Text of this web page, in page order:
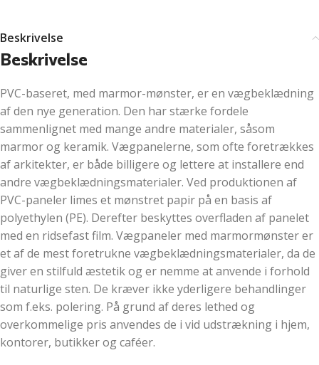
Beskrivelse
Beskrivelse
PVC-baseret, med marmor-mønster, er en vægbeklædning
af den nye generation. Den har stærke fordele
sammenlignet med mange andre materialer, såsom
marmor og keramik. Vægpanelerne, som ofte foretrækkes
af arkitekter, er både billigere og lettere at installere end
andre vægbeklædningsmaterialer. Ved produktionen af
PVC-paneler limes et mønstret papir på en basis af
polyethylen (PE). Derefter beskyttes overfladen af panelet
med en ridsefast film. Vægpaneler med marmormønster er
et af de mest foretrukne vægbeklædningsmaterialer, da de
giver en stilfuld æstetik og er nemme at anvende i forhold
til naturlige sten. De kræver ikke yderligere behandlinger
som f.eks. polering. På grund af deres lethed og
overkommelige pris anvendes de i vid udstrækning i hjem,
kontorer, butikker og caféer.